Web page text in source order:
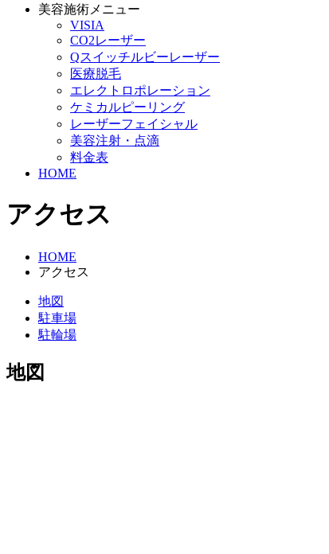
美容施術メニュー
VISIA
CO2レーザー
Qスイッチルビーレーザー
医療脱毛
エレクトロポレーション
ケミカルピーリング
レーザーフェイシャル
美容注射・点滴
料金表
HOME
アクセス
HOME
アクセス
地図
駐車場
駐輪場
地図